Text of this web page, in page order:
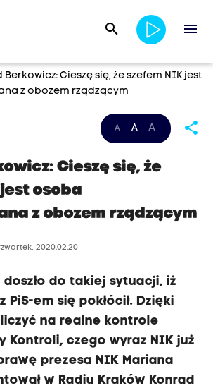
search menu
Berkowicz: Cieszę się, że szefem NIK jest
z obozem rządzącym
A A A share
Cieszę się, że
osoba
z obozem rządzącym
2020.02.20
doszło do takiej sytuacji, iż
PiS-em się pokłócił. Dzięki
na realne kontrole
Kontroli, czego wyraz NIK już
prezesa NIK Mariana
w Radiu Kraków Konrad